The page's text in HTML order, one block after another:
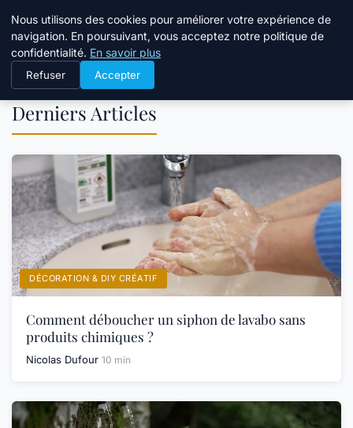
Atelier Designers
Derniers Articles
DÉCORATION & DIY CRÉATIF
Comment déboucher un siphon de lavabo sans
produits chimiques ?
Nicolas Dufour 10 min
Nous utilisons des cookies pour améliorer votre expérience de
navigation. En poursuivant, vous acceptez notre politique de
confidentialité. En savoir plus
Refuser Accepter